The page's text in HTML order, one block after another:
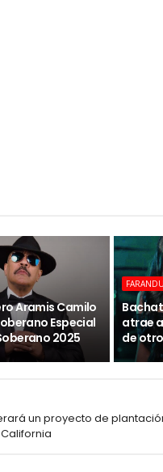
Aramis Camilo
Especial
2025
atrae
de
un proyecto de